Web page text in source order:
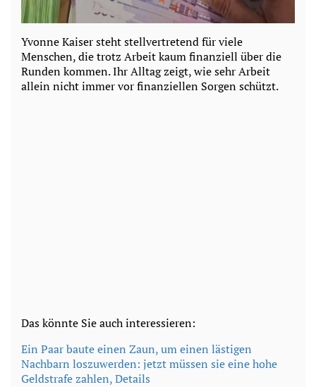
Yvonne Kaiser steht stellvertretend für viele
Menschen, die trotz Arbeit kaum finanziell über die
Runden kommen. Ihr Alltag zeigt, wie sehr Arbeit
allein nicht immer vor finanziellen Sorgen schützt.
Das könnte Sie auch interessieren:
Ein Paar baute einen Zaun, um einen lästigen
Nachbarn loszuwerden: jetzt müssen sie eine hohe
Geldstrafe zahlen, Details